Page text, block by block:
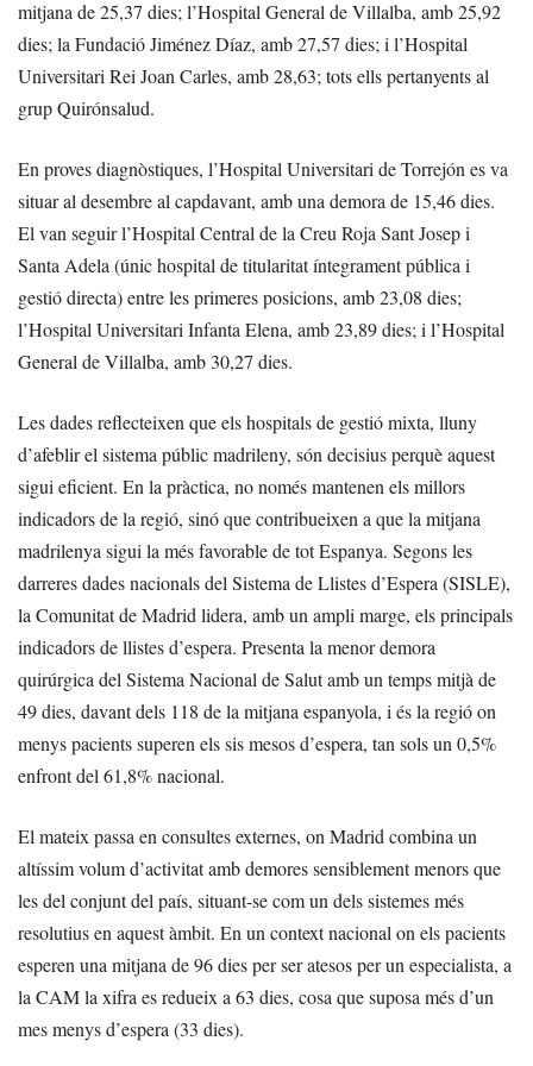
mitjana de 25,37 dies; l’Hospital General de Villalba, amb 25,92
dies; la Fundació Jiménez Díaz, amb 27,57 dies; i l’Hospital
Universitari Rei Joan Carles, amb 28,63; tots ells pertanyents al
grup Quirónsalud.
En proves diagnòstiques, l’Hospital Universitari de Torrejón es va
situar al desembre al capdavant, amb una demora de 15,46 dies.
El van seguir l’Hospital Central de la Creu Roja Sant Josep i
Santa Adela (únic hospital de titularitat íntegrament pública i
gestió directa) entre les primeres posicions, amb 23,08 dies;
l’Hospital Universitari Infanta Elena, amb 23,89 dies; i l’Hospital
General de Villalba, amb 30,27 dies.
Les dades reflecteixen que els hospitals de gestió mixta, lluny
d’afeblir el sistema públic madrileny, són decisius perquè aquest
sigui eficient. En la pràctica, no només mantenen els millors
indicadors de la regió, sinó que contribueixen a que la mitjana
madrilenya sigui la més favorable de tot Espanya. Segons les
darreres dades nacionals del Sistema de Llistes d’Espera (SISLE),
la Comunitat de Madrid lidera, amb un ampli marge, els principals
indicadors de llistes d’espera. Presenta la menor demora
quirúrgica del Sistema Nacional de Salut amb un temps mitjà de
49 dies, davant dels 118 de la mitjana espanyola, i és la regió on
menys pacients superen els sis mesos d’espera, tan sols un 0,5%
enfront del 61,8% nacional.
El mateix passa en consultes externes, on Madrid combina un
altíssim volum d’activitat amb demores sensiblement menors que
les del conjunt del país, situant-se com un dels sistemes més
resolutius en aquest àmbit. En un context nacional on els pacients
esperen una mitjana de 96 dies per ser atesos per un especialista, a
la CAM la xifra es redueix a 63 dies, cosa que suposa més d’un
mes menys d’espera (33 dies).